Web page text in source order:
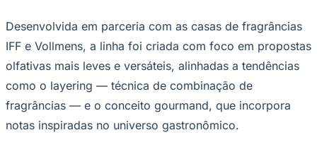
Competições de Futebol
Brasileirão Série A
Brasileirão Série B
Copa do Brasil
Libertadores
Copa América
Desenvolvida em parceria com as casas de fragrâncias
IFF e Vollmens, a linha foi criada com foco em propostas
olfativas mais leves e versáteis, alinhadas a tendências
como o layering — técnica de combinação de
fragrâncias — e o conceito gourmand, que incorpora
notas inspiradas no universo gastronômico.